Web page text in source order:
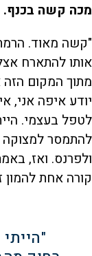
מכה קשה בכנף.
"קשה מאוד.
אותו להתארח
מתוך המקום
יודע איפה אני,
לטפל בעצמי.
להתמסר למצוקה
ולפרנס. ואז,
קורה אחת להמון